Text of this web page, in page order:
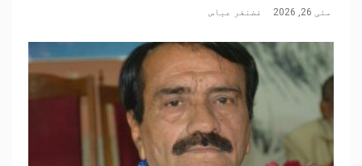
مئی 26, 2026 غضنفر عباس